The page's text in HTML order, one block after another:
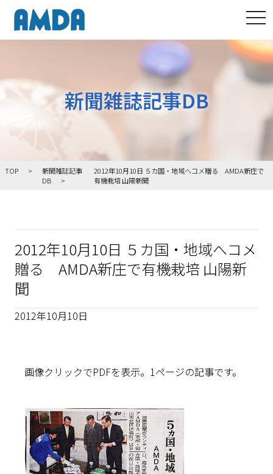
新聞雑誌記事DB
TOP
新聞雑誌記事
DB
2012年10月10日 ５カ国・地域へコメ贈る AMDA新庄で
有機栽培 山陽新聞
2012年10月10日 ５カ国・地域へコメ
贈る AMDA新庄で有機栽培 山陽新
聞
2012年10月10日
画像クリックでPDFを表示。1ページの記事です。